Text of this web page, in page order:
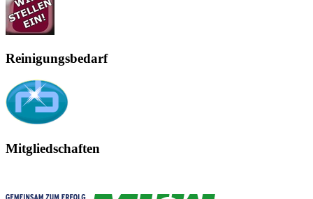
Reinigungsbedarf
Mitgliedschaften